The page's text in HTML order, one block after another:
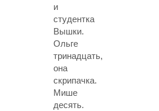
и
студентка
Вышки.
Ольге
тринадцать,
она
скрипачка.
Мише
десять.